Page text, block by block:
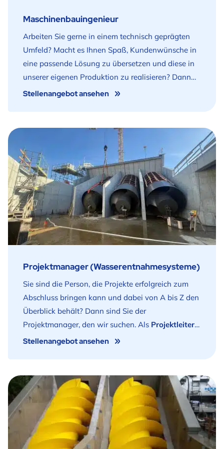
Maschinenbauingenieur
Arbeiten Sie gerne in einem technisch geprägten
Umfeld? Macht es Ihnen Spaß, Kundenwünsche in
eine passende Lösung zu übersetzen und diese in
unserer eigenen Produktion zu realisieren? Dann
könnten Sie als Maschinenbauingenieur in unserer
Stellenangebot ansehen
Projektmanager (Wasserentnahmesysteme)
Sie sind die Person, die Projekte erfolgreich zum
Abschluss bringen kann und dabei von A bis Z den
Überblick behält? Dann sind Sie der
Projektmanager, den wir suchen. Als Projektleiter
(Schwerpunkt Water Intake Systems) sind Sie ein
Schwerpunkt auf dem Water Intake-Markt, sowohl
in Bezug auf die Planung als auch auf die
Ausführung. Sie haben ein gutes kaufmännisches
Gespür und können sich sowohl mündlich als auch
schriftlich gut ausdrücken. Darüber hinaus verfügen
Sie über Flexibilität und gute
Stellenangebot ansehen